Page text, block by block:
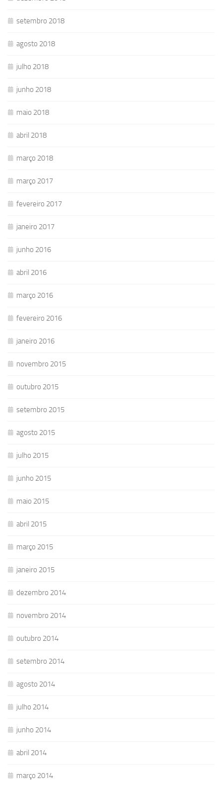
setembro 2018
agosto 2018
julho 2018
junho 2018
maio 2018
abril 2018
março 2018
março 2017
fevereiro 2017
janeiro 2017
junho 2016
abril 2016
março 2016
fevereiro 2016
janeiro 2016
novembro 2015
outubro 2015
setembro 2015
agosto 2015
julho 2015
junho 2015
maio 2015
abril 2015
março 2015
janeiro 2015
dezembro 2014
novembro 2014
outubro 2014
setembro 2014
agosto 2014
julho 2014
junho 2014
abril 2014
março 2014